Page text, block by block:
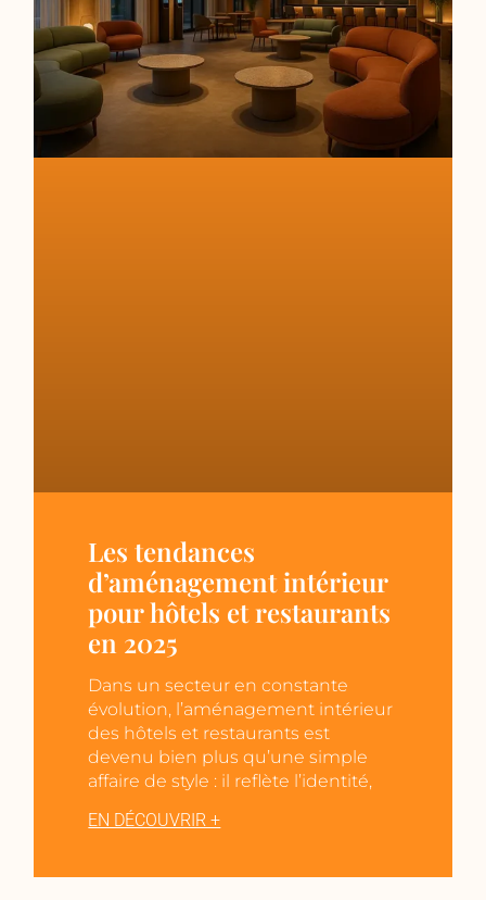
Les tendances
d’aménagement intérieur
pour hôtels et restaurants
en 2025
Dans un secteur en constante
évolution, l’aménagement intérieur
des hôtels et restaurants est
devenu bien plus qu’une simple
affaire de style : il reflète l’identité,
EN DÉCOUVRIR +